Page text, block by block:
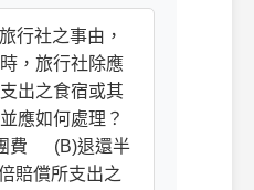
行社之事由，
，旅行社除應
出之食宿或其
應如何處理？
費 (B)退還半
償所支出之